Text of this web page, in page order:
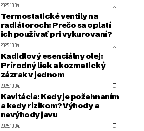
2025.10.04.
Termostatické ventily na
radiátoroch: Prečo sa oplatí
ich používať pri vykurovaní?
2025.10.04.
Kadidlový esenciálny olej:
Prírodný liek a kozmetický
zázrak v jednom
2025.10.04.
Kavitácia: Kedy je požehnaním
a kedy rizikom? Výhody a
nevýhody javu
2025.10.04.